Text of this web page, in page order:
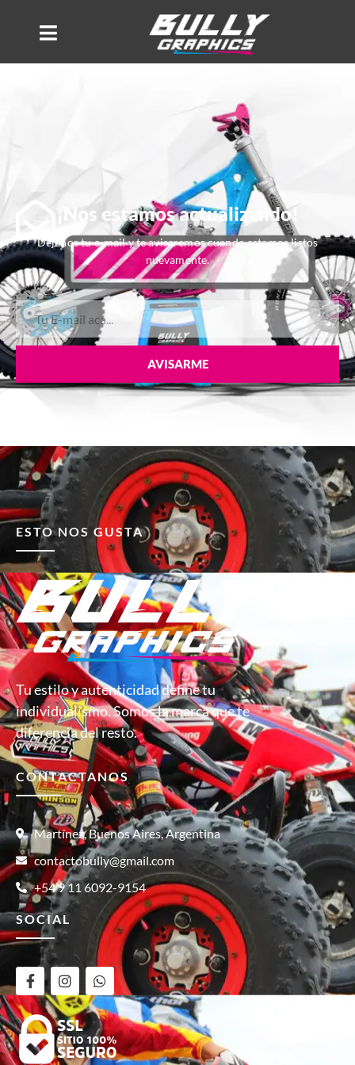
¡Nos estamos actualizando!
Dejanos tu e-mail y te avisaremos cuando estemos listos
nuevamente.
AVISARME
ESTO NOS GUSTA
Tu estilo y autenticidad define tu
individualismo. Somos la marca que te
diferencia del resto.
CONTACTANOS
Martínez, Buenos Aires, Argentina
contactobully@gmail.com
+54 9 11 6092-9154
SOCIAL